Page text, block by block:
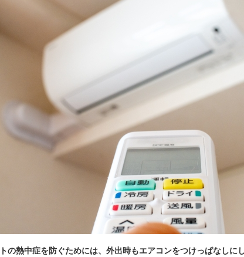
の熱中症を防ぐためには、外出時もエアコンをつけっぱなしに